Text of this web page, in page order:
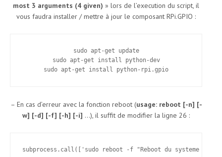
most 3 arguments (4 given) » lors de l’execution du script, il
vous faudra installer / mettre à jour le composant RPi.GPIO :
sudo apt-get update
sudo apt-get install python-dev
sudo apt-get install python-rpi.gpio
– En cas d’erreur avec la fonction reboot (usage: reboot [-n] [-
w] [-d] [-f] [-h] [-i] …), il suffit de modifier la ligne 26 :
subprocess.call(['sudo reboot -f "Reboot du systeme par